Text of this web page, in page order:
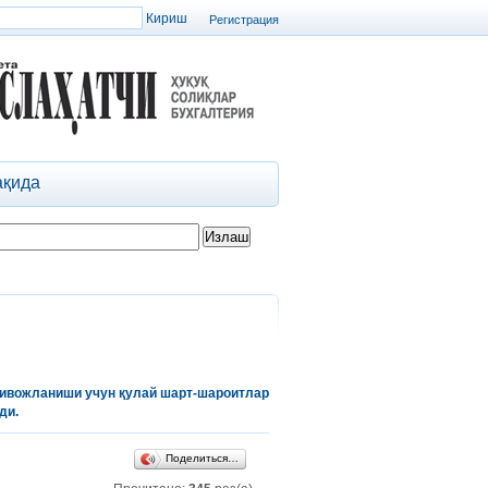
Регистрация
учун қулай шарт-шароитлар
Поделиться…